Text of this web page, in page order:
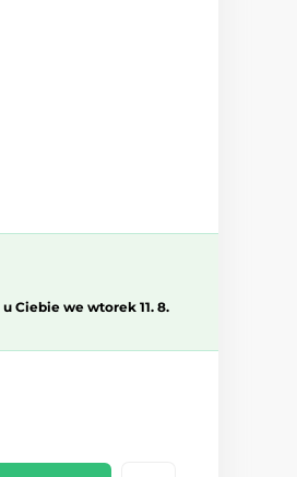
u Ciebie we wtorek 11. 8.